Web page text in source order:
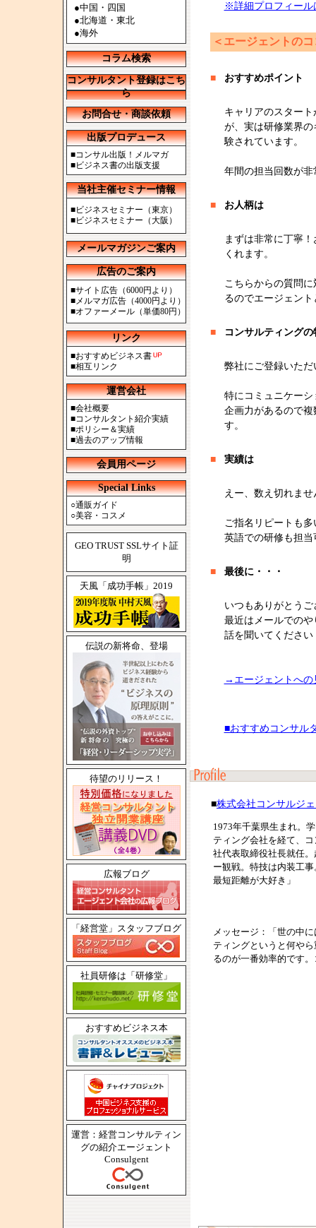
●中国・四国
●北海道・東北
●海外
コラム検索
コンサルタント登録はこち
ら
お問合せ・商談依頼
出版プロデュース
■コンサル出版！メルマガ
■ビジネス書の出版支援
当社主催セミナー情報
■ビジネスセミナー（東京）
■ビジネスセミナー（大阪）
メールマガジンご案内
広告のご案内
■サイト広告（6000円より）
■メルマガ広告（4000円より）
■オファーメール（単価80円）
リンク
■おすすめビジネス書
■相互リンク
運営会社
■会社概要
■コンサルタント紹介実績
■ポリシー＆実績
■過去のアップ情報
会員用ページ
Special Links
○通販ガイド
○美容・コスメ
GEO TRUST SSLサイト証
明
天風「成功手帳」2019
伝説の新将命、登場
待望のリリース！
広報ブログ
「経営堂」スタッフブログ
社員研修は「研修堂」
おすすめビジネス本
運営：経営コンサルティン
グの紹介エージェント
Consulgent
※詳細プロフィール
＜エージェントの
■ おすすめポイント
キャリアのスター
が、実は研修業界
験されています。
年間の担当回数が
■ お人柄は
まずは非常に丁寧
くれます。
こちらからの質問
るのでエージェン
■ コンサルティングの
弊社にご登録いた
特にコミュニケー
企画力があるので
す。
■ 実績は
えー、数え切れませ
ご指名リピートも多
英語での研修も担
■ 最後に・・・
いつもありがとうご
最近はメールでの
話を聞いてください
→エージェントへの
■おすすめコンサル
■株式会社コンサルジ
1973年千葉県生まれ。
ティング会社を経て、
社代表取締役社長就任
ー観戦。特技は内装工
最短距離が大好き」
メッセージ：「世の中
ティングというと何や
るのが一番効率的です